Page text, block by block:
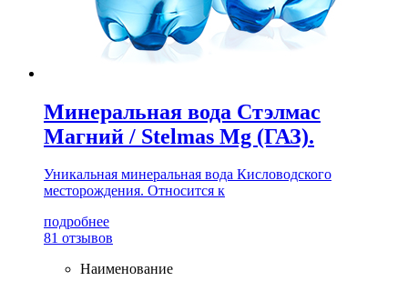
Минеральная вода Стэлмас
Магний / Stelmas Mg (ГАЗ).
Уникальная минеральная вода Кисловодского
месторождения. Относится к
подробнее
81 отзывов
Наименование